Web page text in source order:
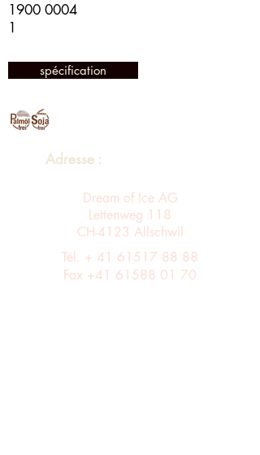
1900 0004
1
spécification
Adresse :
Dream of Ice AG
Lettenweg 118
CH-4123 Allschwil
Tél. + 41 61517 88 88
Fax +41 61588 01 70